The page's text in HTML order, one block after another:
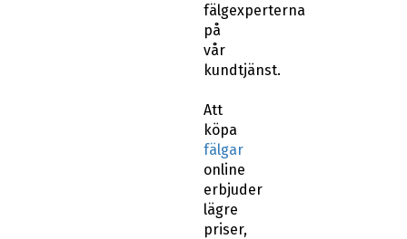
fälgexperterna
på
vår
kundtjänst.
Att
köpa
fälgar
online
erbjuder
lägre
priser,